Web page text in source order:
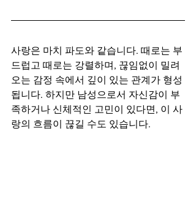
사랑은 마치 파도와 같습니다. 때로는 부
드럽고 때로는 강렬하며, 끊임없이 밀려
오는 감정 속에서 깊이 있는 관계가 형성
됩니다. 하지만 남성으로서 자신감이 부
족하거나 신체적인 고민이 있다면, 이 사
랑의 흐름이 끊길 수도 있습니다.